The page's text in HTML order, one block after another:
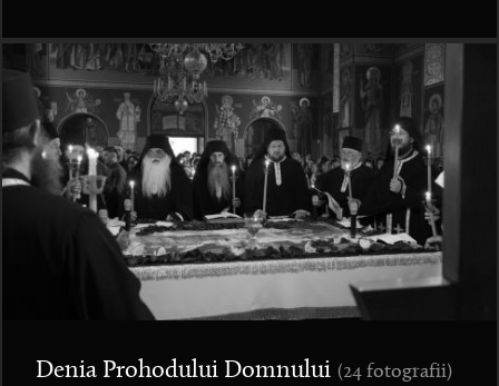
Denia Prohodului Domnului (24 fotografii)